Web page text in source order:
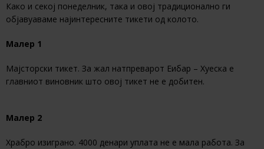
Како и секој понеделник, така и овој традиционално ги
објавуаваме најинтересните тикети од колото.
Малер 1
Мајсторски тикет. За жал натпреварот Еибар – Хуеска е
главниот виновник што овој тикет не е добитен.
Малер 2
Храбро изиграно. 4000 денари уплата не е мала работа. За